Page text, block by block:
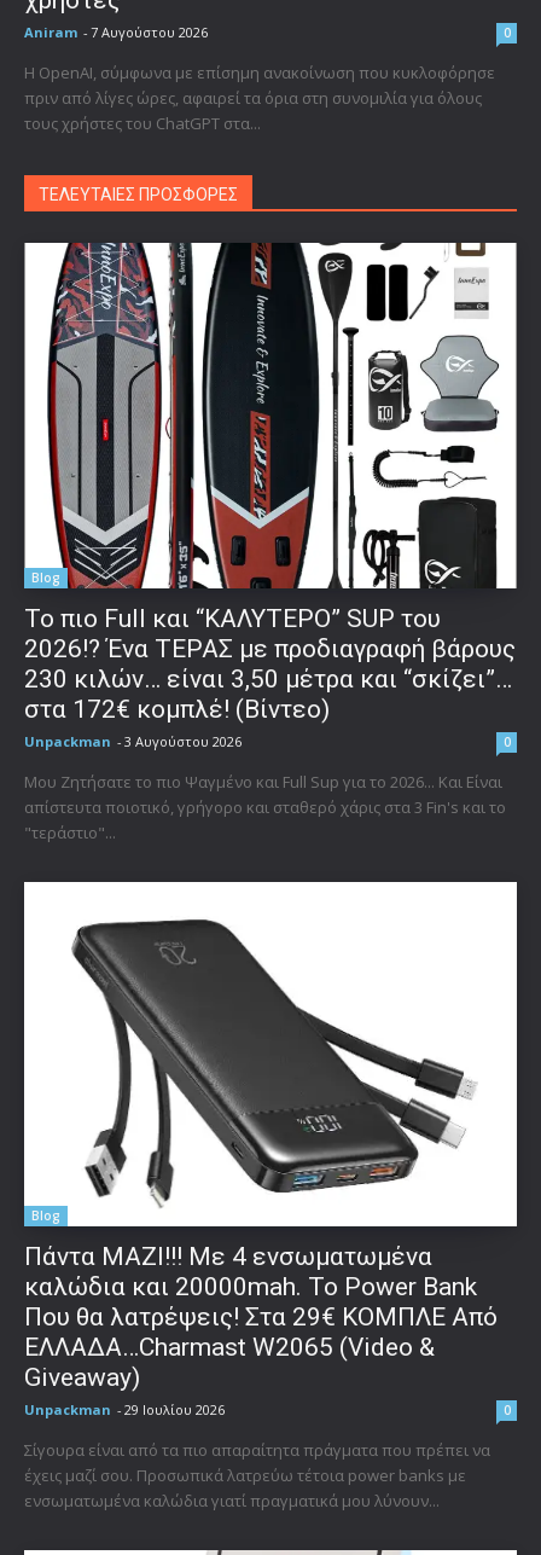
Aniram - 7 Αυγούστου 2026 0
Η OpenAI, σύμφωνα με επίσημη ανακοίνωση που κυκλοφόρησε
πριν από λίγες ώρες, αφαιρεί τα όρια στη συνομιλία για όλους
τους χρήστες του ChatGPT στα...
ΤΕΛΕΥΤΑΙΕΣ ΠΡΟΣΦΟΡΕΣ
Blog
To πιο Full και “ΚΑΛΥΤΕΡΟ” SUP του
2026!? Ένα ΤΕΡΑΣ με προδιαγραφή βάρους
230 κιλών… είναι 3,50 μέτρα και “σκίζει”…
στα 172€ κομπλέ! (Βίντεο)
Unpackman - 3 Αυγούστου 2026 0
Μου Ζητήσατε το πιο Ψαγμένο και Full Sup για το 2026... Και Είναι
απίστευτα ποιοτικό, γρήγορο και σταθερό χάρις στα 3 Fin's και το
"τεράστιο"...
Blog
Πάντα ΜΑΖΙ!!! Με 4 ενσωματωμένα
καλώδια και 20000mah. Το Power Bank
Που θα λατρέψεις! Στα 29€ ΚΟΜΠΛΕ Από
ΕΛΛΑΔΑ…Charmast W2065 (Video &
Giveaway)
Unpackman - 29 Ιουλίου 2026 0
Σίγουρα είναι από τα πιο απαραίτητα πράγματα που πρέπει να
έχεις μαζί σου. Προσωπικά λατρεύω τέτοια power banks με
ενσωματωμένα καλώδια γιατί πραγματικά μου λύνουν...